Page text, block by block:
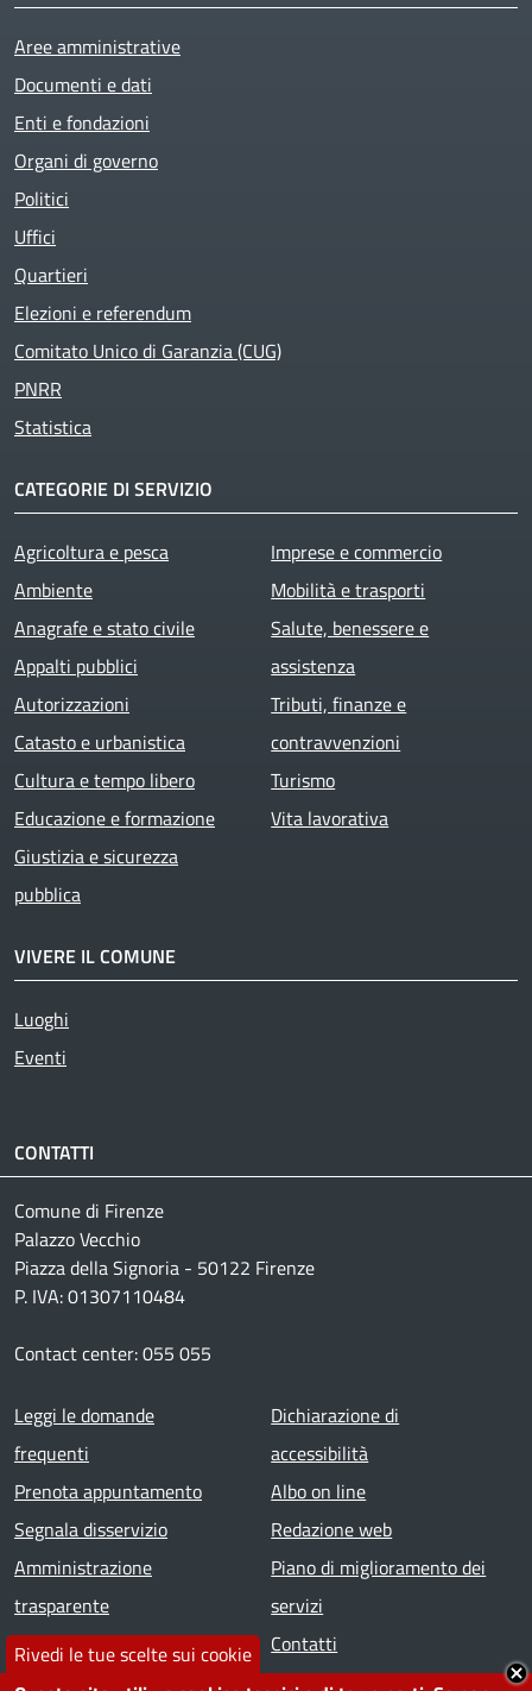
Rivedi le tue scelte sui cookie
Aree amministrative
Documenti e dati
Enti e fondazioni
Organi di governo
Politici
Uffici
Quartieri
Elezioni e referendum
Comitato Unico di Garanzia (CUG)
PNRR
Statistica
CATEGORIE DI SERVIZIO
Agricoltura e pesca
Ambiente
Anagrafe e stato civile
Appalti pubblici
Autorizzazioni
Catasto e urbanistica
Cultura e tempo libero
Educazione e formazione
Giustizia e sicurezza
pubblica
Imprese e commercio
Mobilità e trasporti
Salute, benessere e
assistenza
Tributi, finanze e
contravvenzioni
Turismo
Vita lavorativa
VIVERE IL COMUNE
Luoghi
Eventi
CONTATTI
Comune di Firenze
Palazzo Vecchio
Piazza della Signoria - 50122 Firenze
P. IVA: 01307110484
Contact center: 055 055
Footer menu
Leggi le domande
frequenti
Prenota appuntamento
Segnala disservizio
Amministrazione
trasparente
Note legali
Dichiarazione di
accessibilità
Albo on line
Redazione web
Piano di miglioramento dei
servizi
Contatti